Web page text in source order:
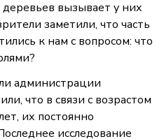
вызывает у них
заметили, что часть
к нам с вопросом: что
администрации
что в связи с возрастом
их постоянно
исследование